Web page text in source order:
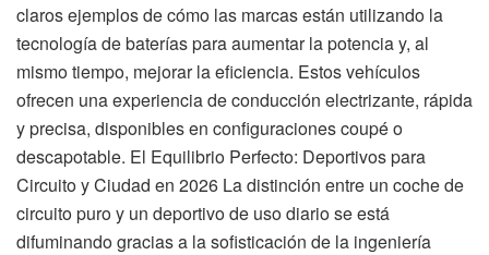
claros ejemplos de cómo las marcas están utilizando la
tecnología de baterías para aumentar la potencia y, al
mismo tiempo, mejorar la eficiencia. Estos vehículos
ofrecen una experiencia de conducción electrizante, rápida
y precisa, disponibles en configuraciones coupé o
descapotable. El Equilibrio Perfecto: Deportivos para
Circuito y Ciudad en 2026 La distinción entre un coche de
circuito puro y un deportivo de uso diario se está
difuminando gracias a la sofisticación de la ingeniería